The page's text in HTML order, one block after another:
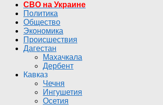
СВО на Украине
Политика
Общество
Экономика
Происшествия
Дагестан
Махачкала
Дербент
Кавказ
Чечня
Ингушетия
Осетия